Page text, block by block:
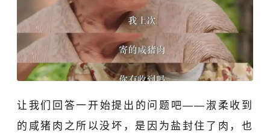
让我们回答一开始提出的问题吧——淑柔收到
的咸猪肉之所以没坏，是因为盐封住了肉，也